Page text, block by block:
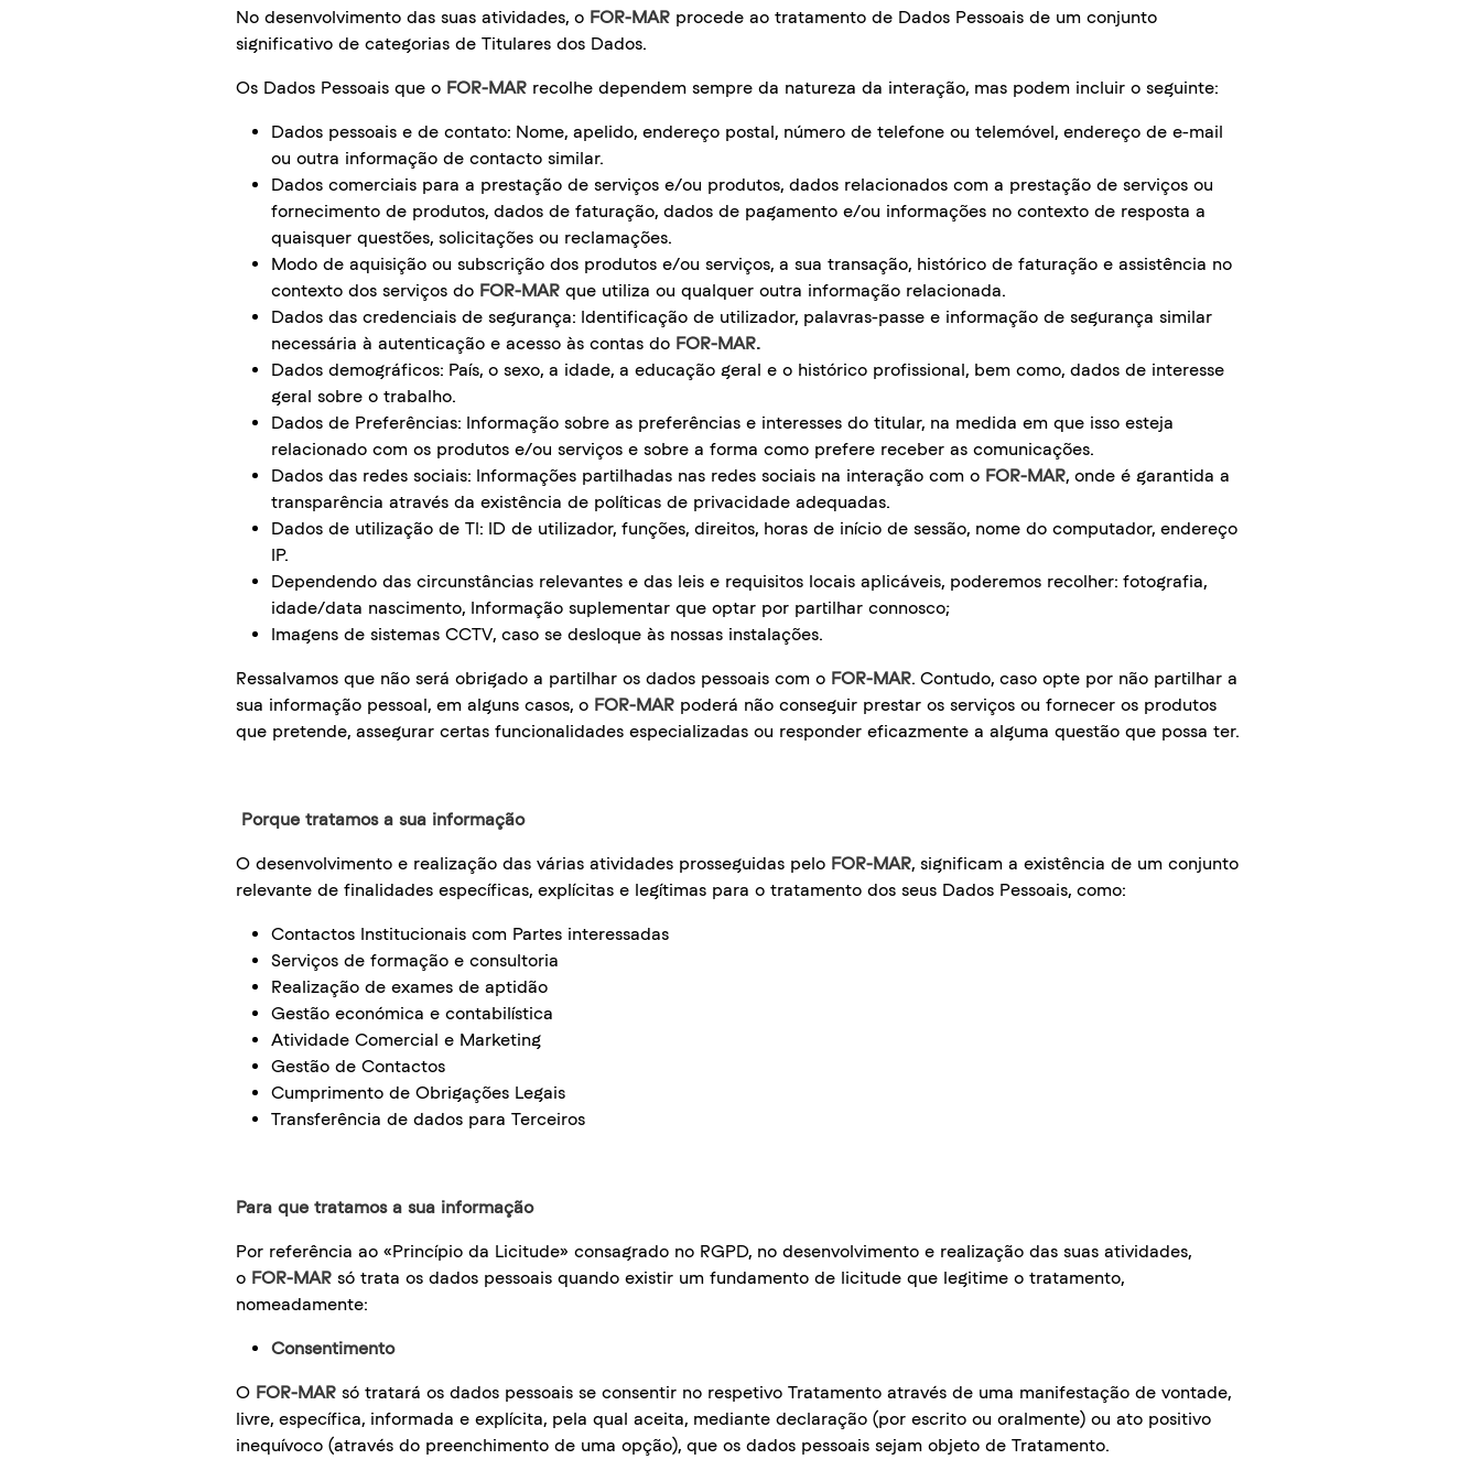
No desenvolvimento das suas atividades, o FOR-MARprocede ao tratamento de Dados Pessoais de um conjunto
significativo de categorias de Titulares dos Dados.
Os Dados Pessoais que o FOR-MARrecolhe dependem sempre da natureza da interação, mas podem incluir o seguinte:
Dados pessoais e de contato: Nome, apelido, endereço postal, número de telefone ou telemóvel, endereço de e-mail
ou outra informação de contacto similar.
Dados comerciais para a prestação de serviços e/ou produtos, dados relacionados com a prestação de serviços ou
fornecimento de produtos, dados de faturação, dados de pagamento e/ou informações no contexto de resposta a
quaisquer questões, solicitações ou reclamações.
Modo de aquisição ou subscrição dos produtos e/ou serviços, a sua transação, histórico de faturação e assistência no
contexto dos serviços do FOR-MARque utiliza ou qualquer outra informação relacionada.
Dados das credenciais de segurança: Identificação de utilizador, palavras-passe e informação de segurança similar
necessária à autenticação e acesso às contas do FOR-MAR.
Dados demográficos: País, o sexo, a idade, a educação geral e o histórico profissional, bem como, dados de interesse
geral sobre o trabalho.
Dados de Preferências: Informação sobre as preferências e interesses do titular, na medida em que isso esteja
relacionado com os produtos e/ou serviços e sobre a forma como prefere receber as comunicações.
Dados das redes sociais: Informações partilhadas nas redes sociais na interação com o FOR-MAR, onde é garantida a
transparência através da existência de políticas de privacidade adequadas.
Dados de utilização de TI: ID de utilizador, funções, direitos, horas de início de sessão, nome do computador, endereço
IP.
Dependendo das circunstâncias relevantes e das leis e requisitos locais aplicáveis, poderemos recolher: fotografia,
idade/data nascimento, Informação suplementar que optar por partilhar connosco;
Imagens de sistemas CCTV, caso se desloque às nossas instalações.
Ressalvamos que não será obrigado a partilhar os dados pessoais com o FOR-MAR. Contudo, caso opte por não partilhar a
sua informação pessoal, em alguns casos, o FOR-MARpoderá não conseguir prestar os serviços ou fornecer os produtos
que pretende, assegurar certas funcionalidades especializadas ou responder eficazmente a alguma questão que possa ter.
Porque tratamos a sua informação
O desenvolvimento e realização das várias atividades prosseguidas pelo FOR-MAR, significam a existência de um conjunto
relevante de finalidades específicas, explícitas e legítimas para o tratamento dos seus Dados Pessoais, como:
Contactos Institucionais com Partes interessadas
Serviços de formação e consultoria
Realização de exames de aptidão
Gestão económica e contabilística
Atividade Comercial e Marketing
Gestão de Contactos
Cumprimento de Obrigações Legais
Transferência de dados para Terceiros
Para que tratamos a sua informação
Por referência ao «Princípio da Licitude» consagrado no RGPD, no desenvolvimento e realização das suas atividades,
o FOR-MARsó trata os dados pessoais quando existir um fundamento de licitude que legitime o tratamento,
nomeadamente:
Consentimento
O FOR-MARsó tratará os dados pessoais se consentir no respetivo Tratamento através de uma manifestação de vontade,
livre, específica, informada e explícita, pela qual aceita, mediante declaração (por escrito ou oralmente) ou ato positivo
inequívoco (através do preenchimento de uma opção), que os dados pessoais sejam objeto de Tratamento.